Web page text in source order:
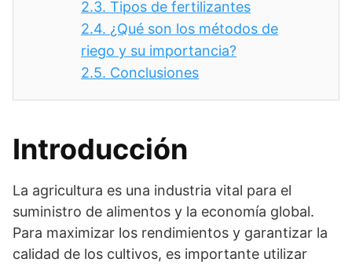
2.3. Tipos de fertilizantes
2.4. ¿Qué son los métodos de
riego y su importancia?
2.5. Conclusiones
Introducción
La agricultura es una industria vital para el
suministro de alimentos y la economía global.
Para maximizar los rendimientos y garantizar la
calidad de los cultivos, es importante utilizar